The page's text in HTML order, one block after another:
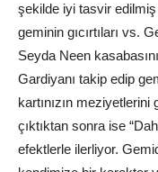
şekilde iyi tasvir
geminin gıcırtıları vs.
Seyda Neen
Gardiyanı takip edip
kartınızın
çıktıktan sonra ise
efektlerle ilerliyor.